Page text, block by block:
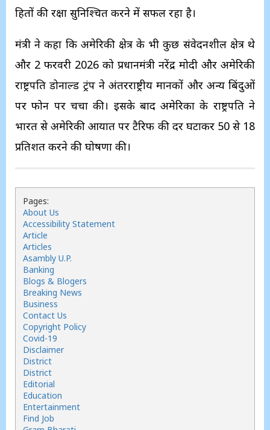
हितों की रक्षा सुनिश्चित करने में सफल रहा है।
मंत्री ने कहा कि अमेरिकी क्षेत्र के भी कुछ संवेदनशील क्षेत्र थे
और 2 फरवरी 2026 को प्रधानमंत्री नरेंद्र मोदी और अमेरिकी
राष्ट्रपति डोनाल्ड ट्रंप ने अंतरराष्ट्रीय मानकों और अन्य बिंदुओं
पर फोन पर चर्चा की। इसके बाद अमेरिका के राष्ट्रपति ने
भारत से अमेरिकी आयात पर टैरिफ की दर घटाकर 50 से 18
प्रतिशत करने की घोषणा की।
Pages:
About Us
Accessibility Statement
Article
Articles
Asambly U.P.
Banking
Blogs & Blogers
Breaking News
Business
Contact Us
Copyright Policy
Covid-19
Disclaimer
District
District
Editorial
Education
Entertainment
Find Job